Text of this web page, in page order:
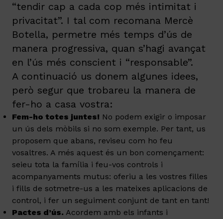
“tendir cap a cada cop més intimitat i
privacitat”. I tal com recomana Mercè
Botella, permetre més temps d’ús de
manera progressiva, quan s’hagi avançat
en l’ús més conscient i “responsable”.
A continuació us donem algunes idees,
però segur que trobareu la manera de
fer-ho a casa vostra:
Fem-ho totes juntes! No podem exigir o imposar
un ús dels mòbils si no som exemple. Per tant, us
proposem que abans, reviseu com ho feu
vosaltres. A més aquest és un bon començament:
seieu tota la família i feu-vos controls i
acompanyaments mutus: oferiu a les vostres filles
i fills de sotmetre-us a les mateixes aplicacions de
control, i fer un seguiment conjunt de tant en tant!
Pactes d’ús. Acordem amb els infants i